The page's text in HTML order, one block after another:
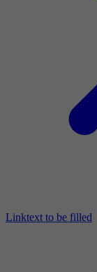
Linktext to be filled